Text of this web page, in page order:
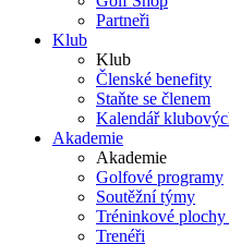
Partneři
Klub
Klub
Členské benefity
Staňte se členem
Kalendář
Akademie
Akademie
Golfové programy
Soutěžní týmy
Tréninkové
Trenéři